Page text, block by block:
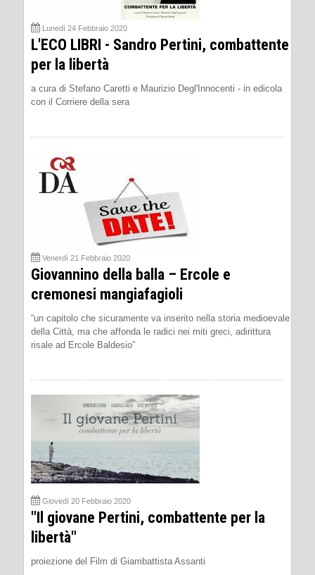
Lunedì 24 Febbraio 2020
L'ECO LIBRI - Sandro Pertini, combattente
per la libertà
a cura di Stefano Caretti e Maurizio Degl'Innocenti - in edicola
con il Corriere della sera
Venerdì 21 Febbraio 2020
Giovannino della balla – Ercole e
cremonesi mangiafagioli
“un capitolo che sicuramente va inserito nella storia medioevale
della Città, ma che affonda le radici nei miti greci, adirittura
risale ad Ercole Baldesio”
Giovedì 20 Febbraio 2020
"Il giovane Pertini, combattente per la
libertà"
proiezione del Film di Giambattista Assanti